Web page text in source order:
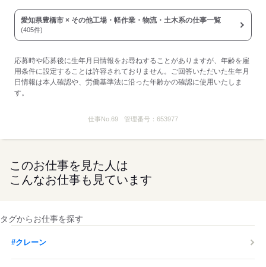
愛知県豊橋市 × その他工場・軽作業・物流・土木系の仕事一覧
(405件)
応募時や応募後に生年月日情報をお尋ねすることがありますが、年齢を雇
用条件に設定することは許容されておりません。ご回答いただいた生年月
日情報は本人確認や、労働基準法に沿った年齢かの確認に使用いたしま
す。
仕事No.69 管理番号： 653977
このお仕事を見た人は
こんなお仕事も見ています
タグからお仕事を探す
#クレーン